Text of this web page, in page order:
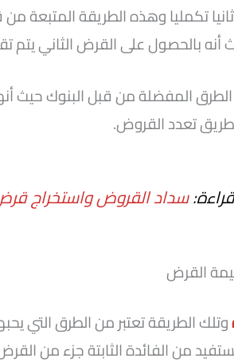
تكمليا وهذه الطريقة المتبعة
بالحصول على القرض الثاني يتم
المفضلة من قبل البنوك حيث
طريق تعدد القروض.
سداد القروض واستخراج
القرض
وتلك الطريقة تعتبر من الطرق التي
من الفائدة الثابتة جزء من